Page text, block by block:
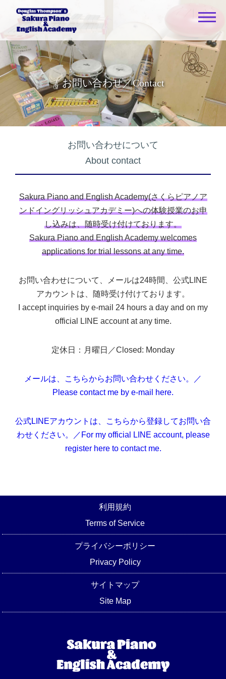
One-to-one
Teacher
Student Voices
FAQ
Close
お問い合わせ／Contact
お問い合わせについて
About contact
Sakura Piano and English Academy(さくらピアノア
ンドイングリッシュアカデミー)への体験授業のお申
し込みは、随時受け付けております。
Sakura Piano and English Academy welcomes
applications for trial lessons at any time.
お問い合わせについて、メールは24時間、公式LINE
アカウントは、随時受け付けております。
I accept inquiries by e-mail 24 hours a day and on my
official LINE account at any time.
定休日：月曜日／Closed: Monday
メールは、こちらからお問い合わせください。／
Please contact me by e-mail here.
公式LINEアカウントは、こちらから登録してお問い合
わせください。／For my official LINE account, please
register here to contact me.
利用規約
Terms of Service
プライバシーポリシー
Privacy Policy
サイトマップ
Site Map